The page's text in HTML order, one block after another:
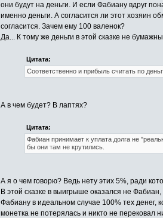
они будут на деньги. И если Фабиану вдруг
именно деньги. А согласится ли этот хозяин
согласится. Зачем ему 100 валенок?
Да... К тому же деньги в этой сказке не
Цитата:
Соответственно и прибыль считать по
А в чем будет? В лаптях?
Цитата:
Фабиан принимает к уплата долга не
бы они там не крутились.
А я о чем говорю? Ведь нету этих 5%, ради
В этой сказке в выигрыше оказался не
Фабиану в идеальном случае 100% тех денег,
монетка не потерялась и никто не перековал